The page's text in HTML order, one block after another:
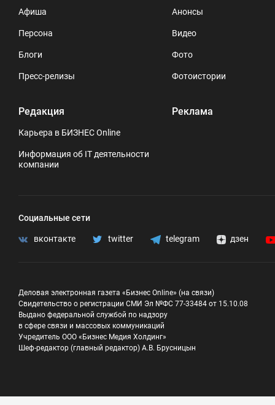
Афиша
Персона
Блоги
Пресс-релизы
Редакция
Карьера в БИЗНЕС Online
Информация об IT деятельности
компании
Анонсы
Видео
Фото
Фотоистории
Реклама
Социальные сети
вконтакте twitter telegram дзен
Деловая электронная газета «Бизнес Online» (на связи)
Свидетельство о регистрации СМИ Эл №ФС 77-33484 от 15.10.08
Выдано федеральной службой по надзору
в сфере связи и массовых коммуникаций
Учредитель ООО «Бизнес Медия Холдинг»
Шеф-редактор (главный редактор) А.В. Брусницын